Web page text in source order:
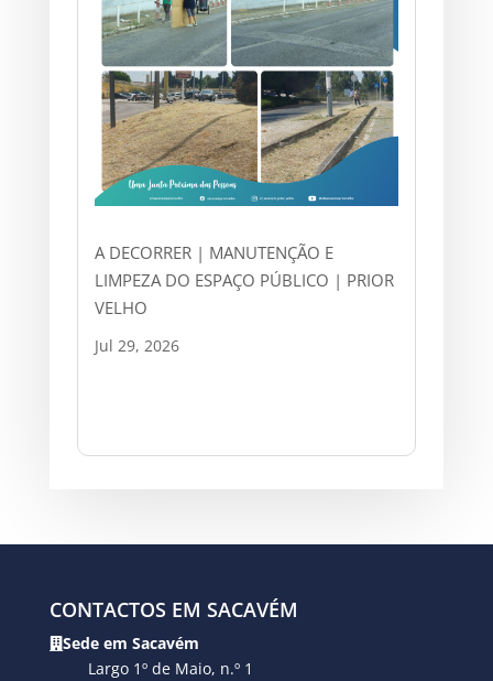
A DECORRER | MANUTENÇÃO E
LIMPEZA DO ESPAÇO PÚBLICO | PRIOR
VELHO
Jul 29, 2026
CONTACTOS EM SACAVÉM
Sede em Sacavém
Largo 1º de Maio, n.º 1